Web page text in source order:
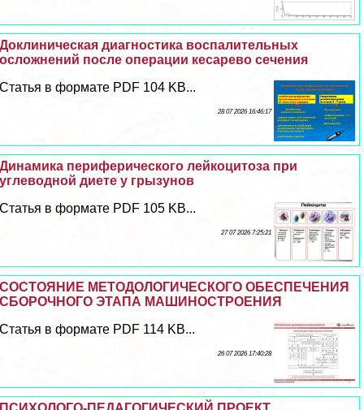
Доклиническая диагностика воспалительных
осложнений после операции кесарево сечения
Статья в формате PDF 104 KB...
28 07 2026 16:46:17
Динамика периферического лейкоцитоза при
углеводной диете у грызунов
Статья в формате PDF 105 KB...
27 07 2026 7:25:21
СОСТОЯНИЕ МЕТОДОЛОГИЧЕСКОГО ОБЕСПЕЧЕНИЯ
СБОРОЧНОГО ЭТАПА МАШИНОСТРОЕНИЯ
Статья в формате PDF 114 KB...
26 07 2026 17:40:28